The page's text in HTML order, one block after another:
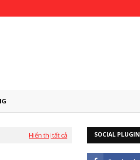
Hiển thị tất cả SOCIAL PLUGIN